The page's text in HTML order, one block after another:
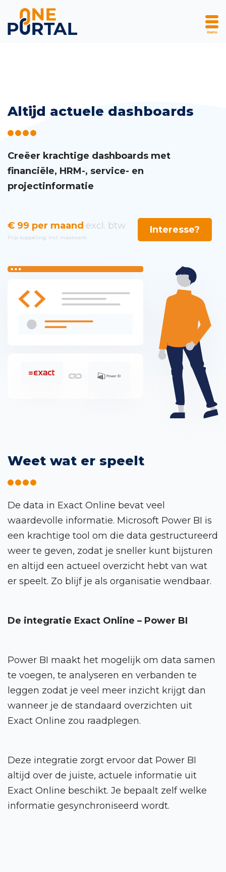
Skip
content
menu
Altijd actuele dashboards
Creëer krachtige dashboards met
financiële, HRM-, service- en
projectinformatie
€ 99 per maand excl. btw
Prijs koppeling, incl. maatwerk
Interesse?
Weet wat er speelt
De data in Exact Online bevat veel
waardevolle informatie. Microsoft Power BI is
een krachtige tool om die data gestructureerd
weer te geven, zodat je sneller kunt bijsturen
en altijd een actueel overzicht hebt van wat
er speelt. Zo blijf je als organisatie wendbaar.
De integratie Exact Online – Power BI
Power BI maakt het mogelijk om data samen
te voegen, te analyseren en verbanden te
leggen zodat je veel meer inzicht krijgt dan
wanneer je de standaard overzichten uit
Exact Online zou raadplegen.
Deze integratie zorgt ervoor dat Power BI
altijd over de juiste, actuele informatie uit
Exact Online beschikt. Je bepaalt zelf welke
informatie gesynchroniseerd wordt.